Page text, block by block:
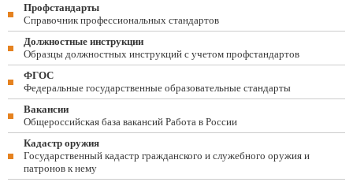
Профстандарты
Справочник профессиональных стандартов
Должностные инструкции
Образцы должностных инструкций с учетом профстандартов
ФГОС
Федеральные государственные образовательные стандарты
Вакансии
Общероссийская база вакансий Работа в России
Кадастр оружия
Государственный кадастр гражданского и служебного оружия и
патронов к нему